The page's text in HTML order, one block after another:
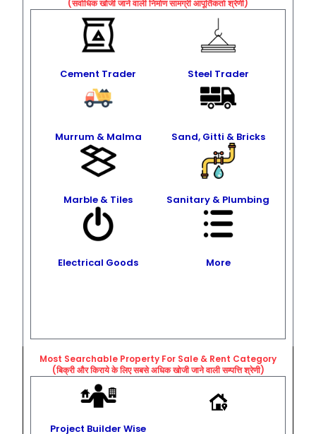
(सर्वाधिक खोजी जाने वाली निर्माण सामग्री आपूर्तिकर्ता श्रेणी)
Cement Trader Steel Trader
Murrum & Malma Sand, Gitti & Bricks
Marble & Tiles Sanitary & Plumbing
Electrical Goods More
Most Searchable Property For Sale & Rent Category
(बिक्री और किराये के लिए सबसे अधिक खोजी जाने वाली सम्पत्ति श्रेणी)
Project Builder Wise